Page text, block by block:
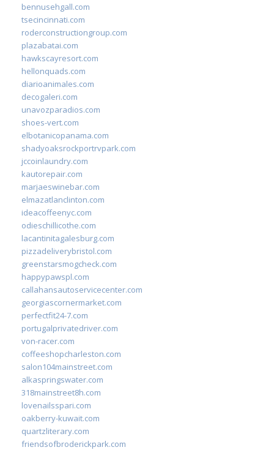
bennusehgall.com
tsecincinnati.com
roderconstructiongroup.com
plazabatai.com
hawkscayresort.com
hellonquads.com
diarioanimales.com
decogaleri.com
unavozparadios.com
shoes-vert.com
elbotanicopanama.com
shadyoaksrockportrvpark.com
jccoinlaundry.com
kautorepair.com
marjaeswinebar.com
elmazatlanclinton.com
ideacoffeenyc.com
odieschillicothe.com
lacantinitagalesburg.com
pizzadeliverybristol.com
greenstarsmogcheck.com
happypawspl.com
callahansautoservicecenter.com
georgiascornermarket.com
perfectfit24-7.com
portugalprivatedriver.com
von-racer.com
coffeeshopcharleston.com
salon104mainstreet.com
alkaspringswater.com
318mainstreet8h.com
lovenailsspari.com
oakberry-kuwait.com
quartzliterary.com
friendsofbroderickpark.com